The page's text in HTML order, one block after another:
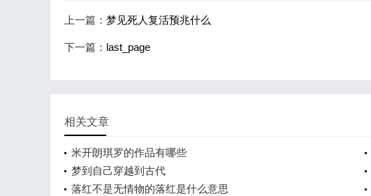
上一篇： 梦见死人复活预兆什么
下一篇： last_page
相关文章
米开朗琪罗的作品有哪些
梦到自己穿越到古代
落红不是无情物的落红是什么意思